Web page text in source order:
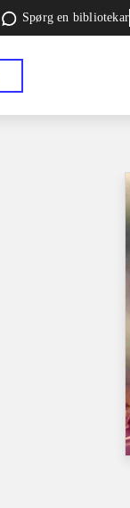
Spørg en bibliotekar